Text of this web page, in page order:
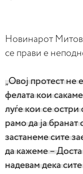
Новинарот
се прави е
„Овој протест не
фелата кои
луѓе кои се
рамо да ја
застанеме сите
да кажеме –
надевам дека